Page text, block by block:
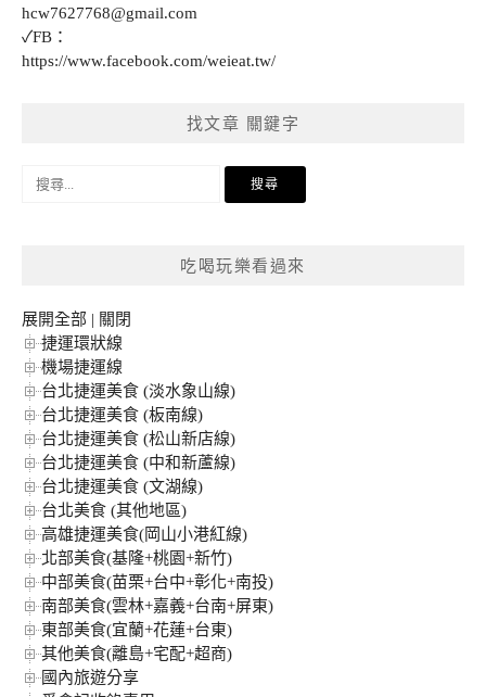
hcw7627768@gmail.com
✓FB：
https://www.facebook.com/weieat.tw/
找文章 關鍵字
搜
吃喝玩樂看過來
展開全部 | 關閉
捷運環狀線
機場捷運線
台北捷運美食 (淡水象山線)
台北捷運美食 (板南線)
台北捷運美食 (松山新店線)
台北捷運美食 (中和新蘆線)
台北捷運美食 (文湖線)
台北美食 (其他地區)
高雄捷運美食(岡山小港紅線)
北部美食(基隆+桃園+新竹)
中部美食(苗栗+台中+彰化+南投)
南部美食(雲林+嘉義+台南+屏東)
東部美食(宜蘭+花蓮+台東)
其他美食(離島+宅配+超商)
國內旅遊分享